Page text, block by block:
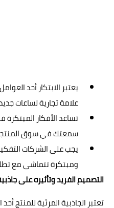
يعتبر الابتكار أحد
علامة تجارية لساعات
تساعد الأفكار
سمعتك في سوق
يجب على الشركات
ومبتكرة تتماشى مع
التصميم الفريد وتأثيره على
تعتبر الجاذبية المرئية للمنتج